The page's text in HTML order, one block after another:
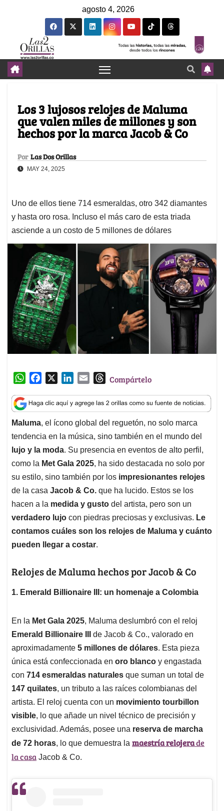
agosto 4, 2026
Los 3 lujosos relojes de Maluma
que valen miles de millones y son
hechos por la marca Jacob & Co
Por Las Dos Orillas
MAY 24, 2025
Uno de ellos tiene 714 esmeraldas, otro 342 diamantes
y hasta oro rosa. Incluso el más caro de esta triada
asciende a un costo de 5 millones de dólares
W
a
t
s
A
p
p
c
e
b
o
o
k
n
k
e
d
I
n
a
i
l
T
r
e
a
d
s
Compártelo
Maluma, el ícono global del reguetón, no solo marca
tendencia en la música, sino también en el mundo del
lujo y la moda. Su presencia en eventos de alto perfil,
como la Met Gala 2025, ha sido destacada no solo por
su estilo, sino también por los impresionantes relojes
de la casa Jacob & Co. que ha lucido. Estos se los
hacen a la medida y gusto del artista, pero son un
verdadero lujo con piedras preciosas y exclusivas. Le
contamos cuáles son los relojes de Maluma y cuánto
pueden llegar a costar.
Relojes de Maluma hechos por Jacob & Co
1. Emerald Billionaire III: un homenaje a Colombia
En la Met Gala 2025, Maluma deslumbró con el reloj
Emerald Billionaire III
de Jacob & Co., valorado en
aproximadamente 5 millones de dólares. Esta pieza
única está confeccionada en oro blanco y engastada
con 714 esmeraldas naturales que suman un total de
147 quilates, un tributo a las raíces colombianas del
artista. El reloj cuenta con un movimiento tourbillon
visible, lo que añade un nivel técnico de precisión y
exclusividad. Además, posee una reserva de marcha
de 72 horas, lo que demuestra la maestría relojerade
la casa Jacob & Co.